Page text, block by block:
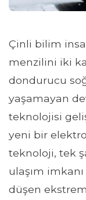
Çinli bilim
menzilini iki
dondurucu
yaşamayan
teknolojisi
yeni bir
teknoloji, tek
ulaşım
düşen